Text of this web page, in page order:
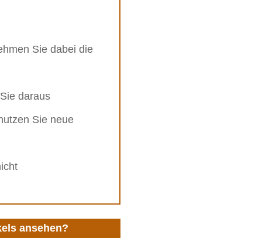
Sie dabei die
daraus
Sie neue
ansehen?